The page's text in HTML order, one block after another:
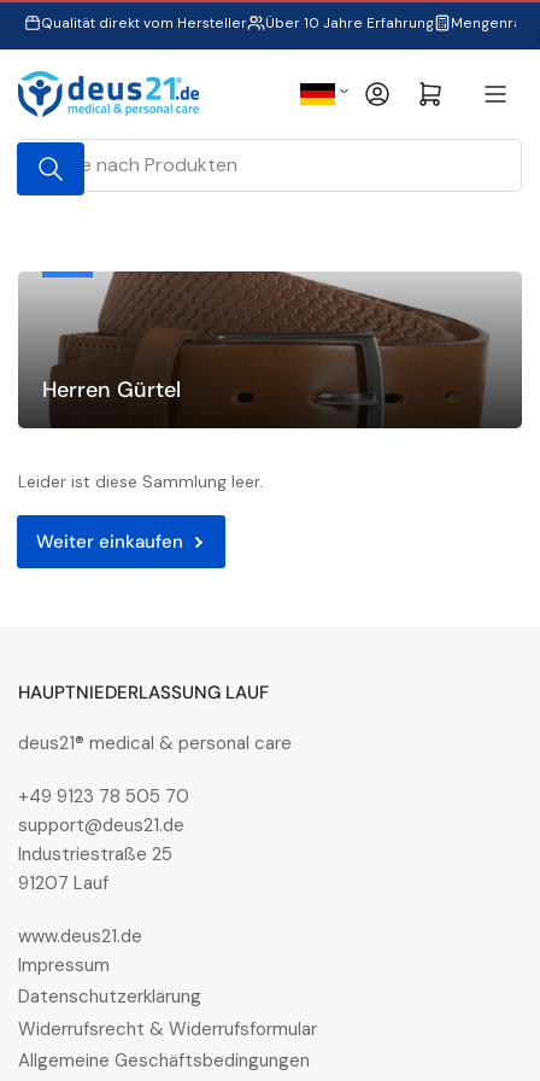
Zum
springen
Qualität direkt vom Hersteller Über 10 Jahre Erfahrung
Suche
nach
Produkten
S
p
r
e
AnmeldenMini-Warenkorb öffnen
Herren Gürtel
Leider ist diese Sammlung leer.
Weiter einkaufen
HAUPTNIEDERLASSUNG LAUF
deus21® medical & personal care
+49 9123 78 505 70
support@deus21.de
Industriestraße 25
91207 Lauf
www.deus21.de
Impressum
Datenschutzerklärung
Widerrufsrecht & Widerrufsformular
Allgemeine Geschäftsbedingungen